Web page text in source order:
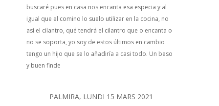
buscaré pues en casa nos encanta esa especia y al
igual que el comino lo suelo utilizar en la cocina, no
así el cilantro, qué tendrá el cilantro que o encanta o
no se soporta, yo soy de estos últimos en cambio
tengo un hijo que se lo añadiría a casi todo. Un beso
y buen finde
PALMIRA, LUNDI 15 MARS 2021